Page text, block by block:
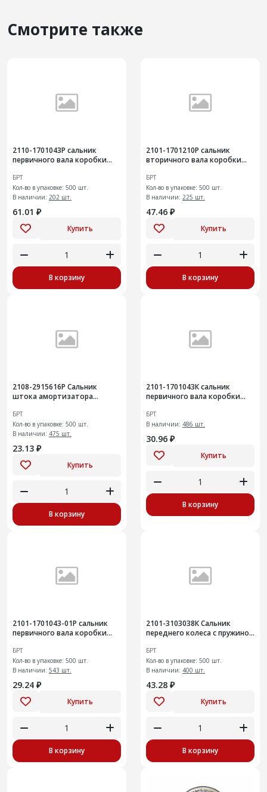
Смотрите также
2110-1701043Р сальник
первичного вала коробки
БРТ
Кол-во в упаковке: 500 шт.
В наличии: 202 шт.
61.01 ₽
Купить
В корзину
2101-1701210Р сальник
вторичного вала коробки
БРТ
Кол-во в упаковке: 500 шт.
В наличии: 225 шт.
47.46 ₽
Купить
В корзину
2108-2915616Р Сальник
штока амортизатора
БРТ
Кол-во в упаковке: 500 шт.
В наличии: 475 шт.
23.13 ₽
Купить
В корзину
2101-1701043К сальник
первичного вала коробки
БРТ
В наличии: 486 шт.
30.96 ₽
Купить
В корзину
2101-1701043-01Р сальник
первичного вала коробки
БРТ
Кол-во в упаковке: 500 шт.
В наличии: 543 шт.
29.24 ₽
Купить
В корзину
2101-3103038К Сальник
переднего колеса с пружиной
в сборе 20 шт
БРТ
Кол-во в упаковке: 500 шт.
В наличии: 400 шт.
43.28 ₽
Купить
В корзину